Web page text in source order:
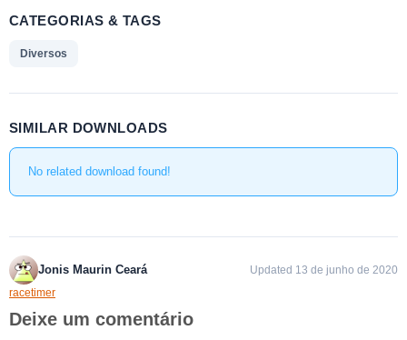
CATEGORIAS & TAGS
Diversos
SIMILAR DOWNLOADS
No related download found!
Jonis Maurin Ceará
Updated 13 de junho de 2020
racetimer
Deixe um comentário